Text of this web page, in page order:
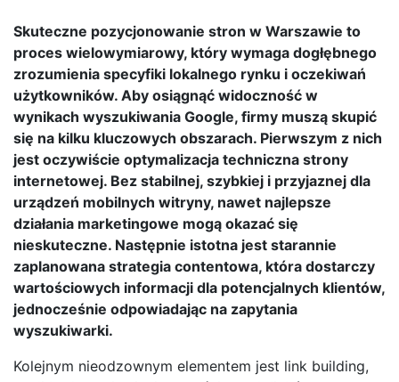
Skuteczne pozycjonowanie stron w Warszawie to
proces wielowymiarowy, który wymaga dogłębnego
zrozumienia specyfiki lokalnego rynku i oczekiwań
użytkowników. Aby osiągnąć widoczność w
wynikach wyszukiwania Google, firmy muszą skupić
się na kilku kluczowych obszarach. Pierwszym z nich
jest oczywiście optymalizacja techniczna strony
internetowej. Bez stabilnej, szybkiej i przyjaznej dla
urządzeń mobilnych witryny, nawet najlepsze
działania marketingowe mogą okazać się
nieskuteczne. Następnie istotna jest starannie
zaplanowana strategia contentowa, która dostarczy
wartościowych informacji dla potencjalnych klientów,
jednocześnie odpowiadając na zapytania
wyszukiwarki.
Kolejnym nieodzownym elementem jest link building,